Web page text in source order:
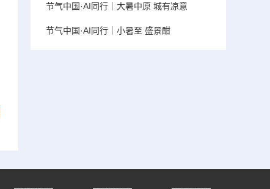
节气中国·AI同行｜大暑中原 城有凉意
节气中国·AI同行｜小暑至 盛景酣